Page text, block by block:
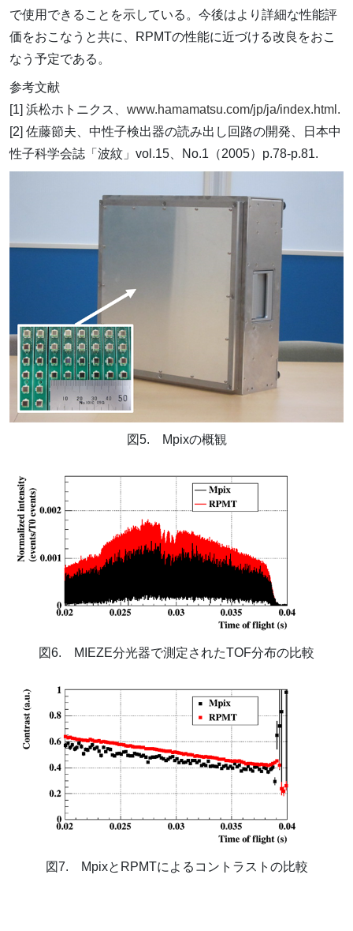
で使用できることを示している。今後はより詳細な性能評
価をおこなうと共に、RPMTの性能に近づける改良をおこ
なう予定である。
参考文献
[1] 浜松ホトニクス、 www.hamamatsu.com/jp/ja/index.html.
[2] 佐藤節夫、中性子検出器の読み出し回路の開発、日本中
性子科学会誌「波紋」vol.15、No.1（2005）p.78-p.81.
図5. Mpixの概観
図6. MIEZE分光器で測定されたTOF分布の比較
図7. MpixとRPMTによるコントラストの比較